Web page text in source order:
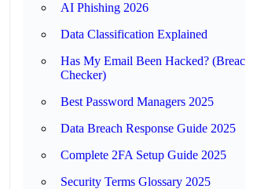
AI Phishing 2026
Data Classification Explained
Has My Email Been Hacked? (Breach
Checker)
Best Password Managers 2025
Data Breach Response Guide 2025
Complete 2FA Setup Guide 2025
Security Terms Glossary 2025